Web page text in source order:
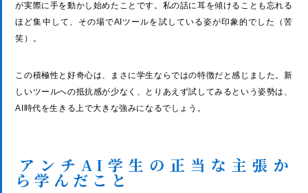
が実際に手を動かし始めたことです。私の話に耳を傾けることも忘れる
ほど集中して、その場でAIツールを試している姿が印象的でした（苦
笑）。
この積極性と好奇心は、まさに学生ならではの特徴だと感じました。新
しいツールへの抵抗感が少なく、とりあえず試してみるという姿勢は、
AI時代を生きる上で大きな強みになるでしょう。
アンチAI学生の正当な主張か
ら学んだこと